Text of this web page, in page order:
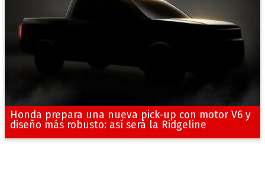
Honda prepara una nueva pick-up con motor V6 y
diseño más robusto: así será la Ridgeline